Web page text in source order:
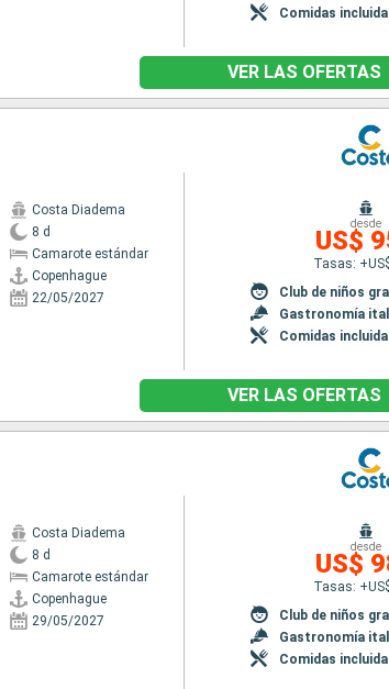
Comidas
VER LAS OFERTAS
Costa Diadema
8 d
Camarote estándar
Copenhague
22/05/2027
desde
US$
Tasas:
Club de niños
Gastronomía
Comidas
VER LAS OFERTAS
Costa Diadema
8 d
Camarote estándar
Copenhague
29/05/2027
desde
US$
Tasas:
Club de niños
Gastronomía
Comidas